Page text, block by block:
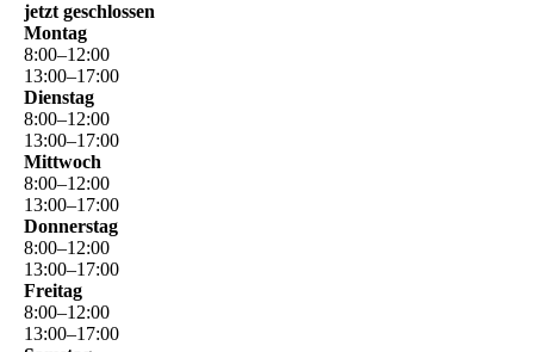
jetzt geschlossen
Montag
8:00–12:00
13:00–17:00
Dienstag
8:00–12:00
13:00–17:00
Mittwoch
8:00–12:00
13:00–17:00
Donnerstag
8:00–12:00
13:00–17:00
Freitag
8:00–12:00
13:00–17:00